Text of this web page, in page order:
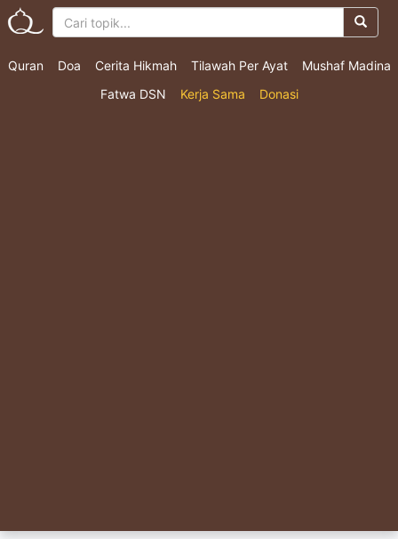
Quran Doa Cerita Hikmah Tilawah Per Ayat
Mushaf Madina
Fatwa DSN
Kerja Sama Donasi